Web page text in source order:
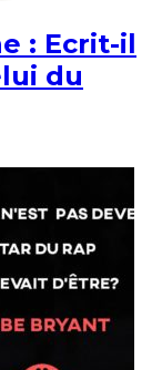
: Ecrit-il
du